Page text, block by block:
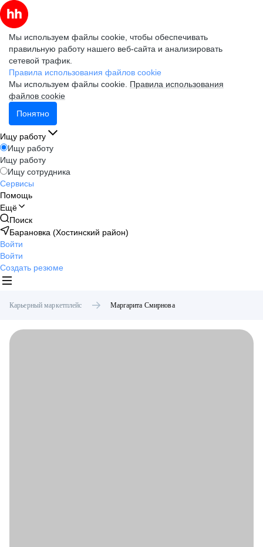
Мы используем файлы cookie, чтобы обеспечивать
правильную работу нашего веб-сайта и анализировать
сетевой трафик.
Правила использования файлов cookie
Мы используем файлы cookie. Правила использования
файлов cookie
Понятно
Ищу работу
Ищу работу
Ищу работу
Ищу сотрудника
Сервисы
Помощь
Ещё
Поиск
Барановка (Хостинский район)
Войти
Войти
Создать резюме
Карьерный маркетплейс Маргарита Смирнова